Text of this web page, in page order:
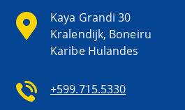
Kaya Grandi 30
Kralendijk, Boneiru
Karibe Hulandes
+599.715.5330